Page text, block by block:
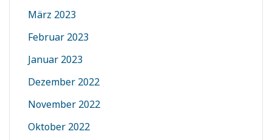
März 2023
Februar 2023
Januar 2023
Dezember 2022
November 2022
Oktober 2022